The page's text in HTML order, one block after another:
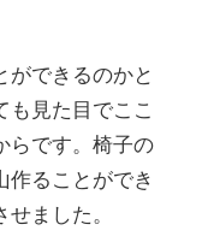
ができるのかと
も見た目でここ
らです。椅子の
作ることができ
ました。